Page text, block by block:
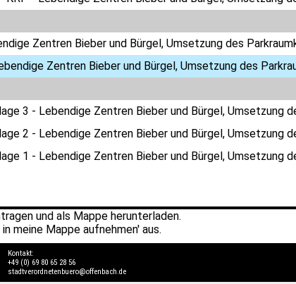
Zentren Bieber und Bürgel, Umsetzung des
Zentren Bieber und Bürgel, Umsetzung des
3 - Lebendige Zentren Bieber und Bürgel, Umsetzung
2 - Lebendige Zentren Bieber und Bürgel, Umsetzung
1 - Lebendige Zentren Bieber und Bürgel, Umsetzung
und als Mappe herunterladen.
in meine Mappe aufnehmen' aus.
Kontakt:
+49 (0) 69 80 65 28 56
stadtverordnetenbuero@offenbach.de